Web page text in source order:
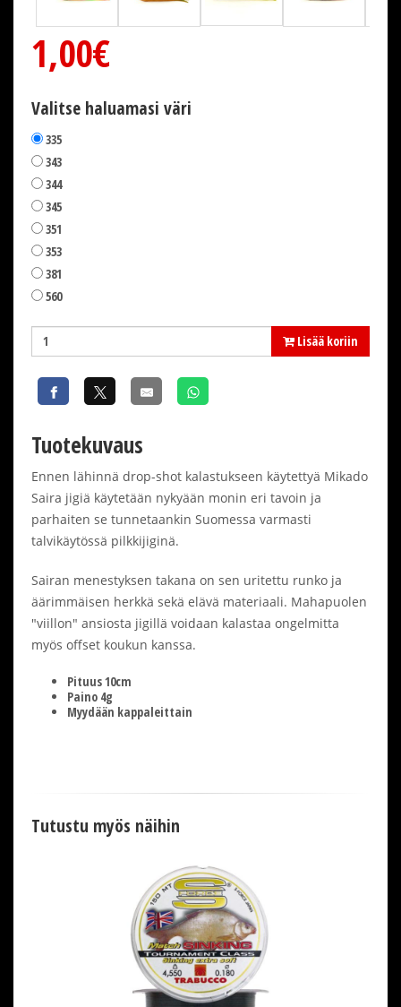
1,00€
Valitse haluamasi väri
335
343
344
345
351
353
381
560
Lisää koriin
Tuotekuvaus
Ennen lähinnä drop-shot kalastukseen käytettyä Mikado
Saira jigiä käytetään nykyään monin eri tavoin ja
parhaiten se tunnetaankin Suomessa varmasti
talvikäytössä pilkkijiginä.
Sairan menestyksen takana on sen uritettu runko ja
äärimmäisen herkkä sekä elävä materiaali. Mahapuolen
"viillon" ansiosta jigillä voidaan kalastaa ongelmitta
myös offset koukun kanssa.
Pituus 10cm
Paino 4g
Myydään kappaleittain
Tutustu myös näihin